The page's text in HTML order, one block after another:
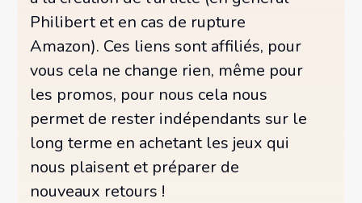
Philibert et en cas de rupture
Amazon). Ces liens sont affiliés, pour
vous cela ne change rien, même pour
les promos, pour nous cela nous
permet de rester indépendants sur le
long terme en achetant les jeux qui
nous plaisent et préparer de
nouveaux retours !